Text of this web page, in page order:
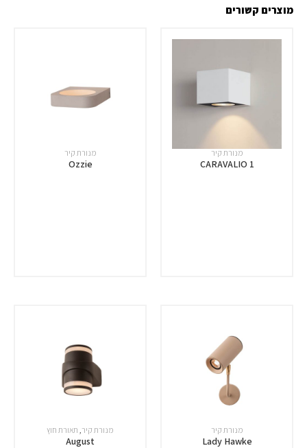
מוצרים קשורים
מנורת קיר
CARAVALIO 1
מנורת קיר
Ozzie
מנורת קיר
Lady Hawke
מנורת קיר, תאורת חוץ
August